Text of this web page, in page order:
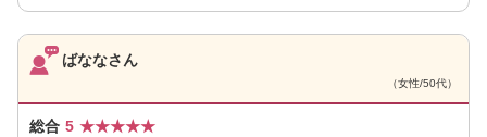
ばななさん
（女性/50代）
総合 5 ★★★★★